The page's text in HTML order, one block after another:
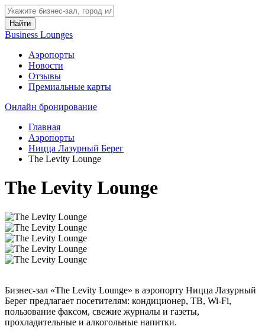
Найти
Business Lounges
Аэропорты
Новости
Отзывы
Премиальные карты
Онлайн бронирование
Главная
Аэропорты
Ницца Лазурный Берег
The Levity Lounge
The Levity Lounge
Бизнес-зал «The Levity Lounge» в аэропорту Ницца Лазурный
Берег предлагает посетителям: кондиционер, ТВ, Wi-Fi,
пользование факсом, свежие журналы и газеты,
прохладительные и алкогольные напитки.